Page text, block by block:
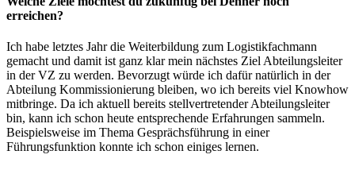
erreichen?
Ich habe letztes Jahr die Weiterbildung zum Logistikfachmann
gemacht und damit ist ganz klar mein nächstes Ziel Abteilungsleiter
in der VZ zu werden. Bevorzugt würde ich dafür natürlich in der
Abteilung Kommissionierung bleiben, wo ich bereits viel Knowhow
mitbringe. Da ich aktuell bereits stellvertretender Abteilungsleiter
bin, kann ich schon heute entsprechende Erfahrungen sammeln.
Beispielsweise im Thema Gesprächsführung in einer
Führungsfunktion konnte ich schon einiges lernen.